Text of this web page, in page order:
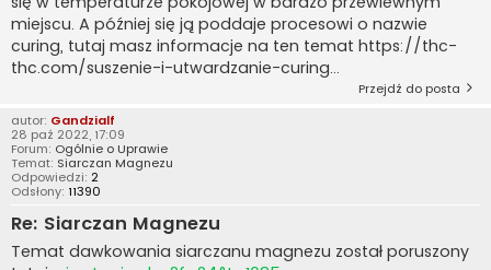
miejscu. A później się ją poddaje procesowi o nazwie
curing, tutaj masz informacje na ten temat https://thc-
thc.com/suszenie-i-utwardzanie-curing...
Przejdź do posta
autor: Gandzialf
28 paź 2022, 17:09
Forum: Ogólnie o Uprawie
Temat: Siarczan Magnezu
Odpowiedzi: 2
Odsłony: 11390
Re: Siarczan Magnezu
Temat dawkowania siarczanu magnezu został poruszony